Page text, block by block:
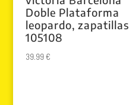
Doble Plataforma
leopardo, zapatillas
105108
39.99€